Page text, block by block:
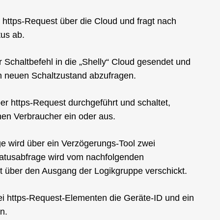
Request über die Cloud und fragt nach
ab.
in die „Shelly“ Cloud gesendet und
Schaltzustand abzufragen.
https-Request durchgeführt und schaltet,
Verbraucher ein oder aus.
wird über ein Verzögerungs-Tool zwei
wird vom nachfolgenden
den Ausgang der Logikgruppe verschickt.
https-Request-Elementen die Geräte-ID und ein